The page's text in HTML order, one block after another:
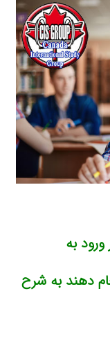
به
دهند به شرح